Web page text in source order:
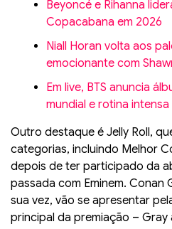
Beyoncé e Rihanna
Copacabana em 2026
Niall Horan volta aos
emocionante com
Em live, BTS anuncia
mundial e rotina intensa
Outro destaque é Jelly Roll,
categorias, incluindo Melhor
depois de ter participado da
passada com Eminem. Conan
sua vez, vão se apresentar
principal da premiação –